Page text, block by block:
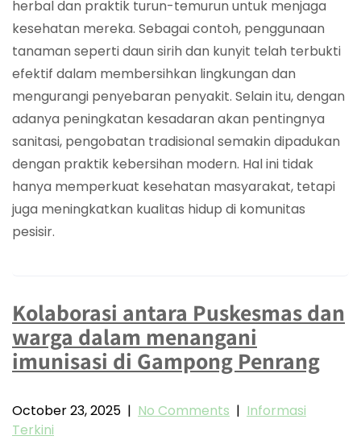
herbal dan praktik turun-temurun untuk menjaga
kesehatan mereka. Sebagai contoh, penggunaan
tanaman seperti daun sirih dan kunyit telah terbukti
efektif dalam membersihkan lingkungan dan
mengurangi penyebaran penyakit. Selain itu, dengan
adanya peningkatan kesadaran akan pentingnya
sanitasi, pengobatan tradisional semakin dipadukan
dengan praktik kebersihan modern. Hal ini tidak
hanya memperkuat kesehatan masyarakat, tetapi
juga meningkatkan kualitas hidup di komunitas
pesisir.
Kolaborasi antara Puskesmas dan
warga dalam menangani
imunisasi di Gampong Penrang
October 23, 2025 | No Comments | Informasi
Terkini